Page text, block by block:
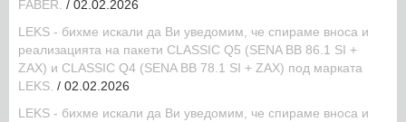
FABER. / 02.02.2026
LEKS - бихме искали да Ви уведомим, че спираме вноса и
реализацията на пакети CLASSIC Q5 (SENA BB 86.1 SI +
ZAX) и CLASSIC Q4 (SENA BB 78.1 SI + ZAX) под марката
LEKS. / 02.02.2026
LEKS - бихме искали да Ви уведомим, че спираме вноса и